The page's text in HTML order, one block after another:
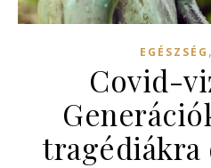
EGÉSZSÉG ,
Covid-
tragédiákra